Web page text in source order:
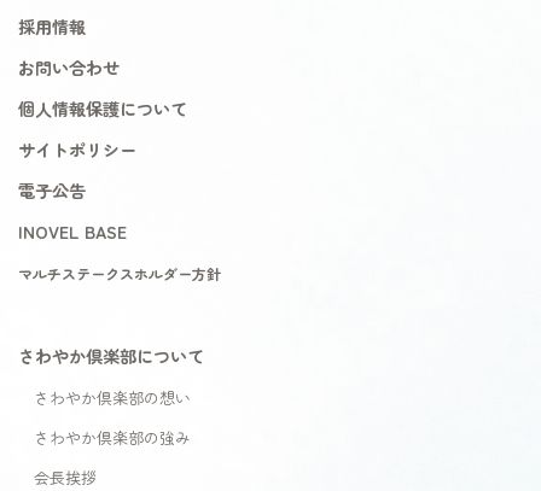
採用情報
お問い合わせ
個人情報保護について
サイトポリシー
電子公告
INOVEL BASE
マルチステークスホルダー方針
さわやか倶楽部について
さわやか倶楽部の想い
さわやか倶楽部の強み
会長挨拶